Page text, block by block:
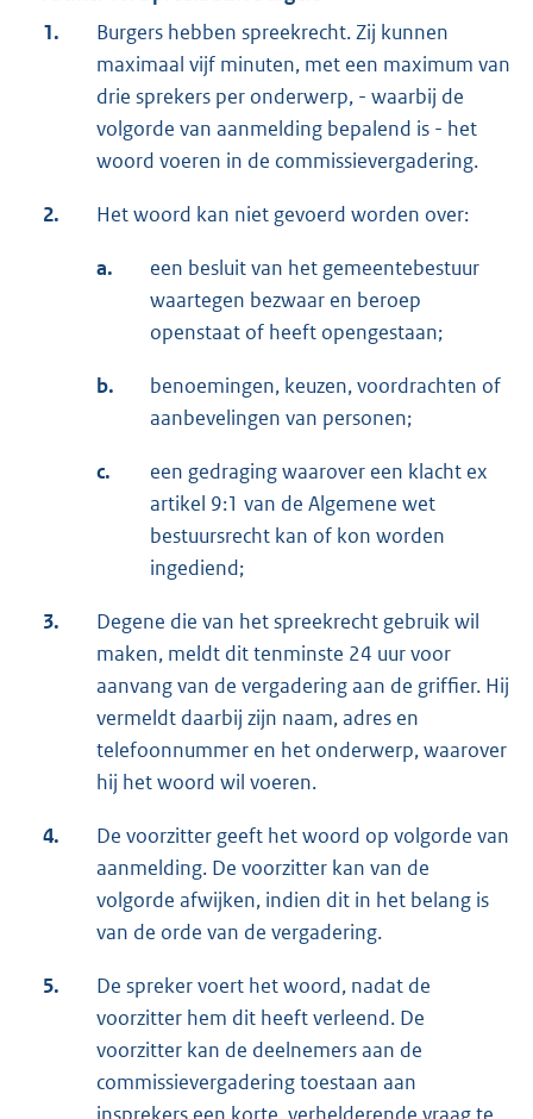
1.
Burgers hebben spreekrecht. Zij kunnen
maximaal vijf minuten, met een maximum van
drie sprekers per onderwerp, - waarbij de
volgorde van aanmelding bepalend is - het
woord voeren in de commissievergadering.
2. Het woord kan niet gevoerd worden over:
a.
een besluit van het gemeentebestuur
waartegen bezwaar en beroep
openstaat of heeft opengestaan;
b.
benoemingen, keuzen, voordrachten of
aanbevelingen van personen;
c.
een gedraging waarover een klacht ex
artikel 9:1 van de Algemene wet
bestuursrecht kan of kon worden
ingediend;
3.
Degene die van het spreekrecht gebruik wil
maken, meldt dit tenminste 24 uur voor
aanvang van de vergadering aan de griffier. Hij
vermeldt daarbij zijn naam, adres en
telefoonnummer en het onderwerp, waarover
hij het woord wil voeren.
4.
De voorzitter geeft het woord op volgorde van
aanmelding. De voorzitter kan van de
volgorde afwijken, indien dit in het belang is
van de orde van de vergadering.
5.
De spreker voert het woord, nadat de
voorzitter hem dit heeft verleend. De
voorzitter kan de deelnemers aan de
commissievergadering toestaan aan
insprekers een korte, verhelderende vraag te